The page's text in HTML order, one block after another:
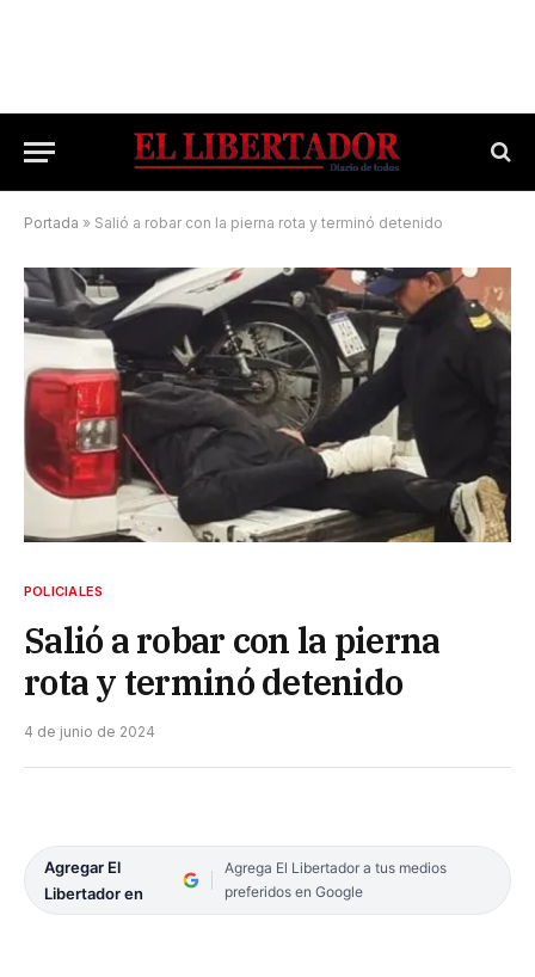
Portada » Salió a robar con la pierna rota y terminó detenido
POLICIALES
Salió a robar con la pierna
rota y terminó detenido
4 de junio de 2024
Agregar El
Libertador en
Agrega El Libertador a tus medios
preferidos en Google